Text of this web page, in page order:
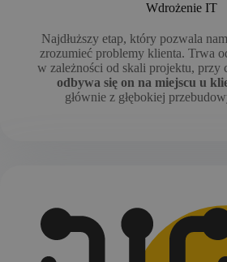
Wdrożenie IT
Najdłuższy etap, który pozwala
zrozumieć problemy klienta. Trwa
w zależności od skali projektu, przy
odbywa się on na miejscu u
głównie z głębokiej